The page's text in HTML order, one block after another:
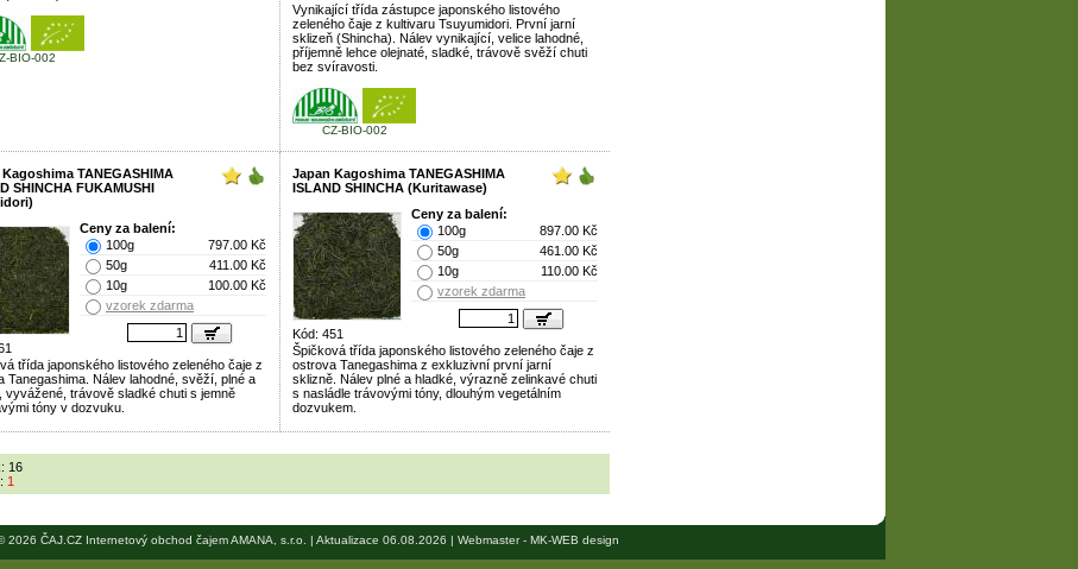
BIO-002
Vynikající třída zástupce japonského listového
zeleného čaje z kultivaru Tsuyumidori. První jarní
sklizeň (Shincha). Nálev vynikající, velice lahodné,
příjemně lehce olejnaté, sladké, trávově svěží chuti
bez svíravosti.
CZ-BIO-002
TANEGASHIMA
SHINCHA FUKAMUSHI
Ceny za balení:
100g
797.00 Kč
50g
411.00 Kč
10g
100.00 Kč
vzorek zdarma
třída japonského listového zeleného čaje z
Tanegashima. Nálev lahodné, svěží, plné a
vyvážené, trávově sladké chuti s jemně
tóny v dozvuku.
Japan Kagoshima TANEGASHIMA
ISLAND SHINCHA (Kuritawase)
Kód: 451
Ceny za balení:
100g
897.00 Kč
50g
461.00 Kč
10g
110.00 Kč
vzorek zdarma
Špičková třída japonského listového zeleného čaje z
ostrova Tanegashima z exkluzivní první jarní
sklizně. Nálev plné a hladké, výrazně zelinkavé chuti
s nasládle trávovými tóny, dlouhým vegetálním
dozvukem.
16
1
2026 ČAJ.CZ Internetový obchod čajem AMANA, s.r.o. | Aktualizace 06.08.2026 | Webmaster - MK-WEB design